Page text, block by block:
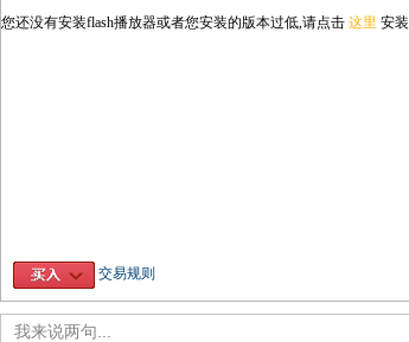
您还没有安装flash播放器或者您安装的版本过低,请点击 这里 安装
交易规则